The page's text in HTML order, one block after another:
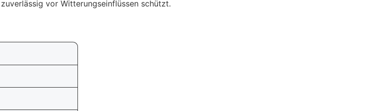
vor Witterungseinflüssen schützt.